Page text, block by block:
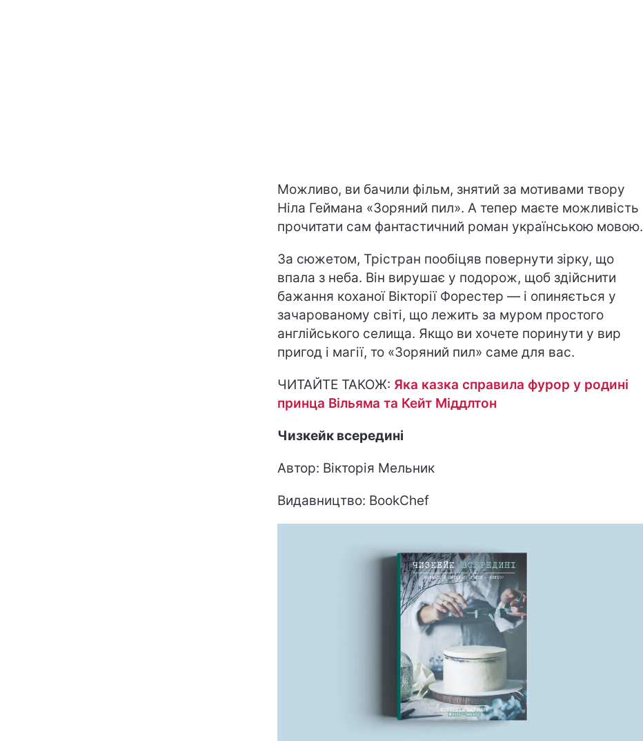
Можливо, ви бачили фільм, знятий за мотивами твору
Ніла Геймана «Зоряний пил». А тепер маєте можливість
прочитати сам фантастичний роман українською мовою.
За сюжетом, Трістран пообіцяв повернути зірку, що
впала з неба. Він вирушає у подорож, щоб здійснити
бажання коханої Вікторії Форестер — і опиняється у
зачарованому світі, що лежить за муром простого
англійського селища. Якщо ви хочете поринути у вир
пригод і магії, то «Зоряний пил» саме для вас.
ЧИТАЙТЕ ТАКОЖ: Яка казка справила фурор у родині
принца Вільяма та Кейт Міддлтон
Чизкейк всередині
Автор: Вікторія Мельник
Видавництво: BookChef